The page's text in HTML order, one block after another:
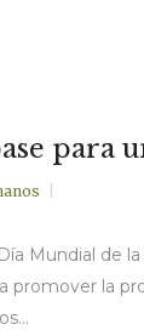
para
Mundial de
promover la